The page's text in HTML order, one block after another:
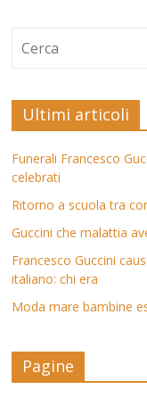
Ultimi articoli
Funerali Francesco
celebrati
Ritorno a scuola tra
Guccini che malattia
Francesco Guccini
italiano: chi era
Moda mare bambine
Pagine